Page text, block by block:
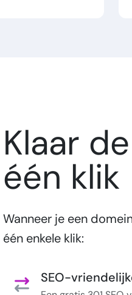
Klaar
één klik
Wanneer je een
één enkele klik:
SEO-